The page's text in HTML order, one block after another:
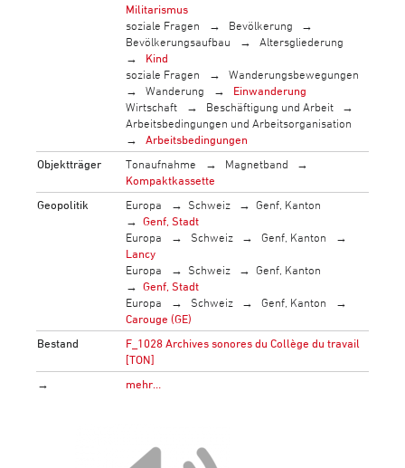
Militarismus
soziale Fragen
Bevölkerung
Bevölkerungsaufbau
Altersgliederung
Kind
soziale Fragen
Wanderungsbewegungen
Wanderung
Einwanderung
Wirtschaft
Beschäftigung und Arbeit
Arbeitsbedingungen und Arbeitsorganisation
Arbeitsbedingungen
Objektträger
Tonaufnahme
Magnetband
Kompaktkassette
Geopolitik
Europa Schweiz
Genf, Kanton
Genf, Stadt
Europa
Schweiz
Genf, Kanton
Lancy
Europa
Schweiz
Genf, Kanton
Genf, Stadt
Europa
Schweiz
Genf, Kanton
Carouge (GE)
Bestand
F_1028 Archives sonores du Collège du travail
[TON]
→
mehr…